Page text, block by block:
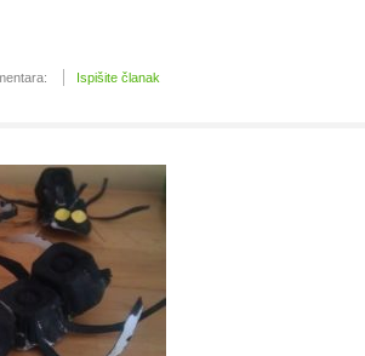
Ispišite članak